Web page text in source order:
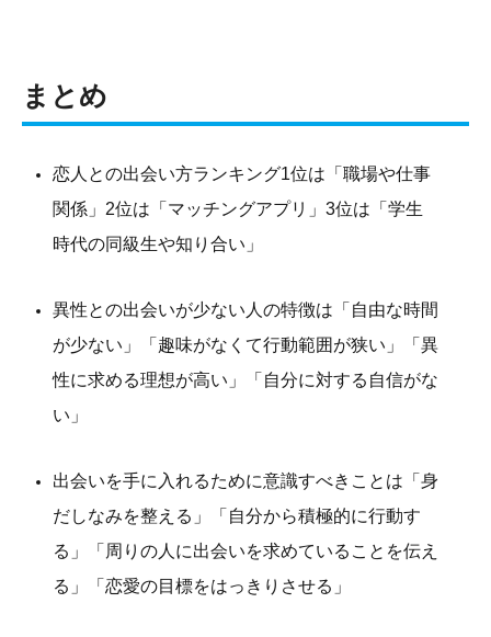
まとめ
恋人との出会い方ランキング1位は「職場や仕事
関係」2位は「マッチングアプリ」3位は「学生
時代の同級生や知り合い」
異性との出会いが少ない人の特徴は「自由な時間
が少ない」「趣味がなくて行動範囲が狭い」「異
性に求める理想が高い」「自分に対する自信がな
い」
出会いを手に入れるために意識すべきことは「身
だしなみを整える」「自分から積極的に行動す
る」「周りの人に出会いを求めていることを伝え
る」「恋愛の目標をはっきりさせる」